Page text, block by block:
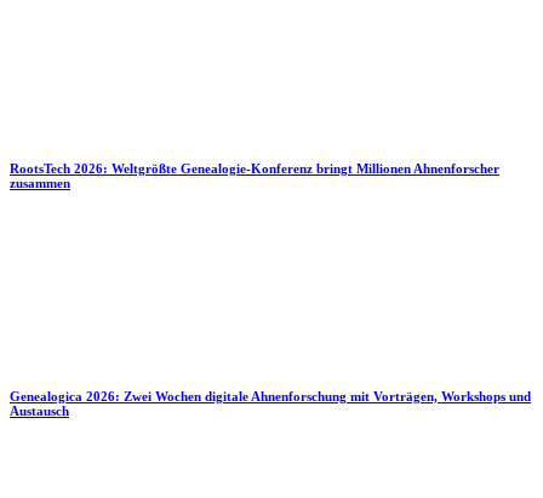
RootsTech 2026: Weltgrößte Genealogie-Konferenz bringt Millionen Ahnenforscher
zusammen
Genealogica 2026: Zwei Wochen digitale Ahnenforschung mit Vorträgen, Workshops und
Austausch